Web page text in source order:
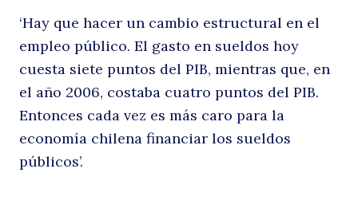
‘Hay que hacer un cambio estructural en el
empleo público. El gasto en sueldos hoy
cuesta siete puntos del PIB, mientras que, en
el año 2006, costaba cuatro puntos del PIB.
Entonces cada vez es más caro para la
economía chilena financiar los sueldos
públicos’.